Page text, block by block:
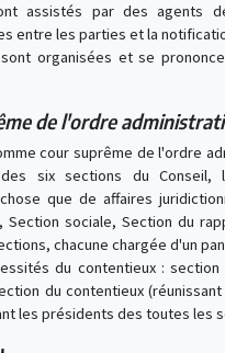
assistés par des agents
entre les parties et la
organisées et se
de l'ordre
cour suprême de l'ordre
six sections du Conseil,
que de affaires
Section sociale, Section du
chacune chargée d'un
du contentieux :
du contentieux
les présidents des toutes les